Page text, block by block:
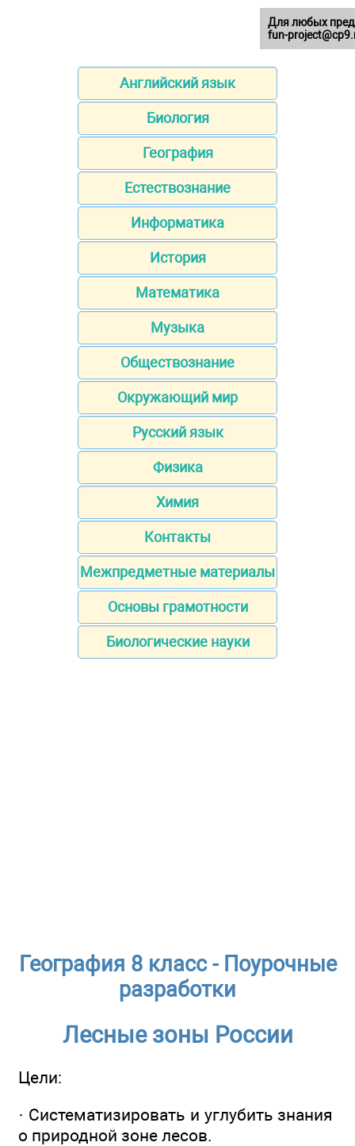
Английский язык
Биология
География
Естествознание
Информатика
История
Математика
Музыка
Обществознание
Окружающий мир
Русский язык
Физика
Химия
Контакты
Межпредметные материалы
Основы грамотности
Биологические науки
География 8 класс - Поурочные
разработки
Лесные зоны России
Цели:
· Систематизировать и углубить знания
о природной зоне лесов.
Для любых
fun-